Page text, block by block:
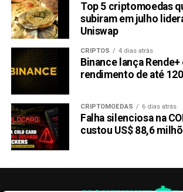
Top 5 criptomoedas
subiram em julho
Uniswap
CRIPTOS 4 dias atrás
Binance lança
rendimento de até
CRIPTOMOEDAS 6 dias atrás
Falha silenciosa na
custou US$ 88,6